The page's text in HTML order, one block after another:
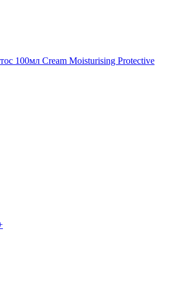
100мл Cream Moisturising Protective